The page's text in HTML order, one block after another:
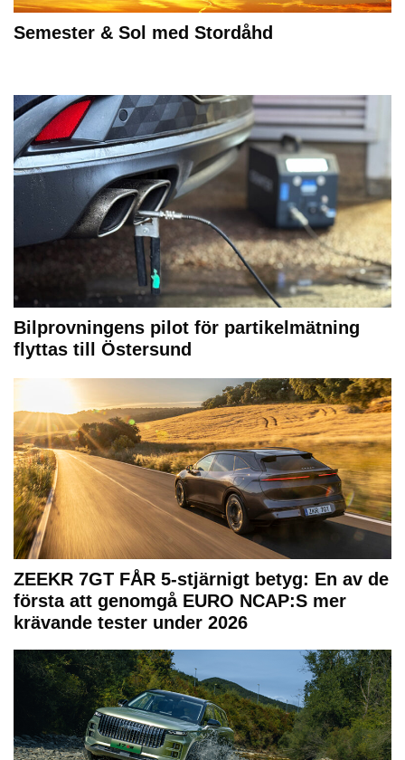
Semester & Sol med Stordåhd
Bilprovningens pilot för partikelmätning
flyttas till Östersund
ZEEKR 7GT FÅR 5-stjärnigt betyg: En av de
första att genomgå EURO NCAP:S mer
krävande tester under 2026